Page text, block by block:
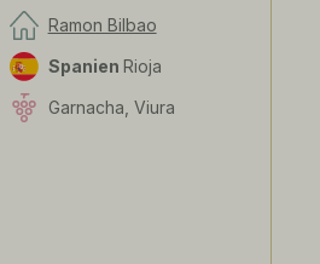
Ramon Bilbao
Spanien Rioja
Garnacha, Viura